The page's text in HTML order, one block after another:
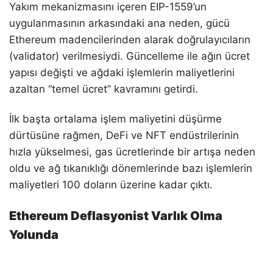
Yakım mekanizmasını içeren EIP-1559’un
uygulanmasının arkasındaki ana neden, gücü
Ethereum madencilerinden alarak doğrulayıcıların
(validator) verilmesiydi. Güncelleme ile ağın ücret
yapısı değişti ve ağdaki işlemlerin maliyetlerini
azaltan “temel ücret” kavramını getirdi.
İlk başta ortalama işlem maliyetini düşürme
dürtüsüne rağmen, DeFi ve NFT endüstrilerinin
hızla yükselmesi, gas ücretlerinde bir artışa neden
oldu ve ağ tıkanıklığı dönemlerinde bazı işlemlerin
maliyetleri 100 doların üzerine kadar çıktı.
Ethereum Deflasyonist Varlık Olma
Yolunda